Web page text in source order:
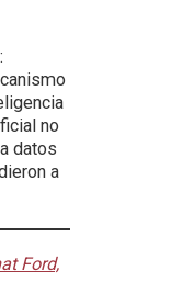
no
datos
a
Ford,